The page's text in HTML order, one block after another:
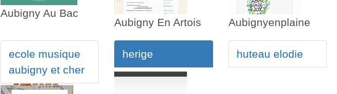
Aubigny Au Bac
Aubigny En Artois Aubignyenplaine
ecole musique
aubigny et cher
herige huteau elodie